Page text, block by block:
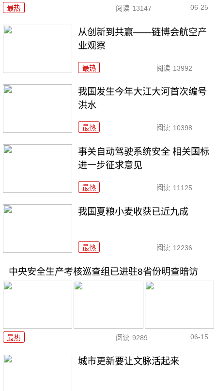
最热 阅读 13147 06-25
从创新到共赢——链博会航空产
业观察
最热 阅读 13992
我国发生今年大江大河首次编号
洪水
最热 阅读 10398
事关自动驾驶系统安全 相关国标
进一步征求意见
最热 阅读 11125
我国夏粮小麦收获已近九成
最热 阅读 12236
中央安全生产考核巡查组已进驻8省份明查暗访
最热 阅读 9289 06-15
城市更新要让文脉活起来